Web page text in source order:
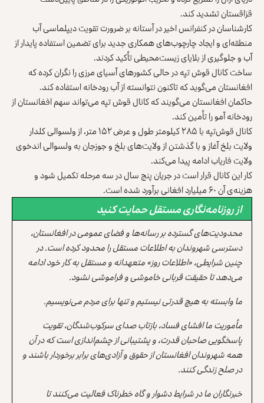
قزاقستان تشدید کند.
کارشناسان در کنفرانس اخیر در آستانه بر ضرورت تقویت دیپلماسی آب
منطقه‌ای و ایجاد چارچوب‌های همکاری جدید برای تضمین استفاده پایدار از
آب و جلوگیری از بلایای زیست‌محیطی تأکید کردند.
ساخت کانال قوش تپه در حالی کشورهای آسیای مرزی را نگران کرده که
افغانستان می‌گوید که تاکنون نتوانسته از آب رودخانه استفاده کند.
حاکمان افغانستان می‌گویند که کانال قوش تپه می‌تواند سهم افغانستان از
رودخانه آمو را تأمین کند.
کانال قوش‌تپه با ۲۸۵ کیلومتر طول و عرض ۱۵۲ متر، از ولسوالی کلدار
ولایت بلخ آغاز و با گذشتن از ولایت‌های بلخ و جوزجان به ولسوالی اندخوی
ولایت فاریاب ادامه پیدا می‌کند.
کار این کانال قرار است در جریان پنج‌ سال در سه مرحله تکمیل شود و
هزینه‌ی آن ۶۰ میلیارد افغانی برآورد شده است‌.
از روزنامه‌نگاری مستقل حمایت کنید
محدودیت‌های گسترده بر رسانه‌ها و فضای عمومی در افغانستان،
دسترسی شهروندان به اطلاعات مستقل را محدود کرده است. در
چنین شرایطی، «اطلاعات روز» متعهدانه و مستقل به کار خود ادامه
می‌دهد تا حقیقت قربانی خاموشی و فراموشی نشود.
ما وابسته به هیچ قدرتی نیستیم و تنها برای مردم می‌نویسیم.
مأموریت ما افشای فساد، بازتاب صدای سرکوب‌شدگان، تقویت
پاسخگویی صاحبان قدرت، و پشتیبانی از چشم‌اندازی است که در آن
همه شهروندان افغانستان از حقوق و آزادی‌های برابر برخوردار باشند و
در صلح زندگی کنند.
خبرنگاران ما در شرایط دشوار و گاه خطرناک فعالیت می‌کنند تا